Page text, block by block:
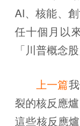
AI、核能、
任十個月以
「川普概念
上一篇
裂的核反應
這些核反應